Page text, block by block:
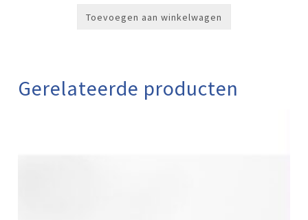
Toevoegen aan winkelwagen
Gerelateerde producten